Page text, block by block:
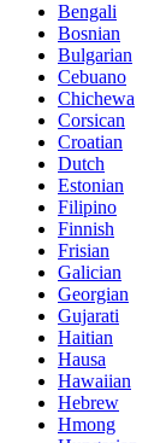
Bengali
Bosnian
Bulgarian
Cebuano
Chichewa
Corsican
Croatian
Dutch
Estonian
Filipino
Finnish
Frisian
Galician
Georgian
Gujarati
Haitian
Hausa
Hawaiian
Hebrew
Hmong